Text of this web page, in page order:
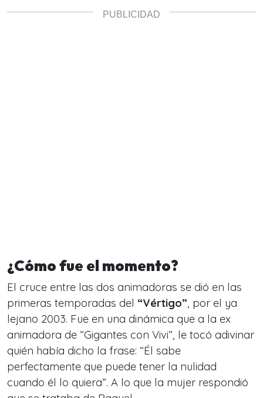
¿Cómo fue el momento?
El cruce entre las dos animadoras se dió en las
primeras temporadas del “Vértigo”, por el ya
lejano 2003. Fue en una dinámica que a la ex
animadora de “Gigantes con Vivi”, le tocó adivinar
quién había dicho la frase: “Él sabe
perfectamente que puede tener la nulidad
cuando él lo quiera”. A lo que la mujer respondió